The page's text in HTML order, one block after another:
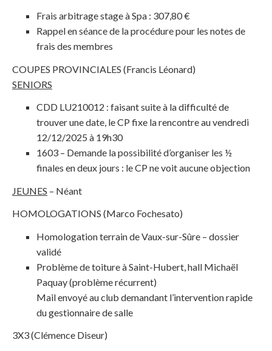
Frais arbitrage stage à Spa : 307,80 €
Rappel en séance de la procédure pour les notes de
frais des membres
COUPES PROVINCIALES (Francis Léonard)
SENIORS
CDD LU210012 : faisant suite à la difficulté de
trouver une date, le CP fixe la rencontre au vendredi
12/12/2025 à 19h30
1603 – Demande la possibilité d’organiser les ½
finales en deux jours : le CP ne voit aucune objection
JEUNES – Néant
HOMOLOGATIONS (Marco Fochesato)
Homologation terrain de Vaux-sur-Sûre – dossier
validé
Problème de toiture à Saint-Hubert, hall Michaël
Paquay (problème récurrent)
Mail envoyé au club demandant l’intervention rapide
du gestionnaire de salle
3X3 (Clémence Diseur)